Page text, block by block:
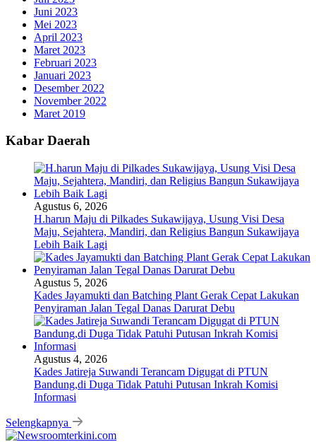
Juni 2023
Mei 2023
April 2023
Maret 2023
Februari 2023
Januari 2023
Desember 2022
November 2022
Maret 2019
Kabar Daerah
Agustus 6, 2026
H.harun Maju di Pilkades Sukawijaya, Usung Visi Desa
Maju, Sejahtera, Mandiri, dan Religius Bangun Sukawijaya
Lebih Baik Lagi
Agustus 5, 2026
Kades Jayamukti dan Batching Plant Gerak Cepat Lakukan
Penyiraman Jalan Tegal Danas Darurat Debu
Agustus 4, 2026
Kades Jatireja Suwandi Terancam Digugat di PTUN
Bandung,di Duga Tidak Patuhi Putusan Inkrah Komisi
Informasi
Selengkapnya